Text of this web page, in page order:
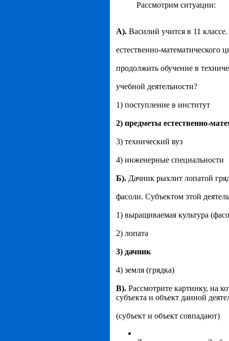
Рассмотрим ситуации:
А). Василий учится в 11 классе.
естественно-математического
продолжить обучение в
учебной деятельности?
1) поступление в институт
2) предметы естественно-
3) технический вуз
4) инженерные специальности
Б). Дачник рыхлит лопатой
фасоли. Субъектом этой
1) выращиваемая культура
2) лопата
3) дачник
4) земля (грядка)
В). Рассмотрите картинку, на
субъекта и объект данной
(субъект и объект совпадают)